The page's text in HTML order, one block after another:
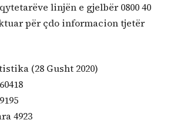
linjën e gjelbër 0800 40
për çdo informacion tjetër
(28 Gusht 2020)
4923